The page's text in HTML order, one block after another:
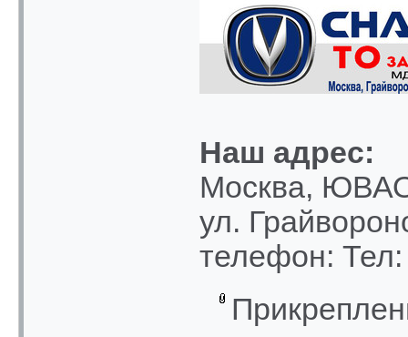
Наш адрес:
Москва,
ул.
телефон: